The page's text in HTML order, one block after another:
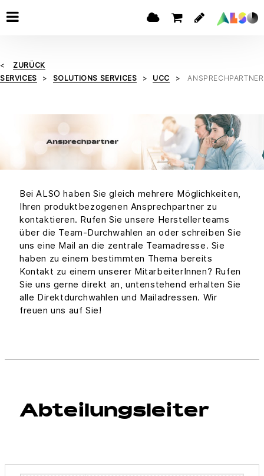
ZURÜCK
SERVICES
SOLUTIONS SERVICES UCC ANSPRECHPARTNER
Bei ALSO haben Sie gleich mehrere Möglichkeiten,
Ihren produktbezogenen Ansprechpartner zu
kontaktieren. Rufen Sie unsere Herstellerteams
über die Team-Durchwahlen an oder schreiben Sie
uns eine Mail an die zentrale Teamadresse. Sie
haben zu einem bestimmten Thema bereits
Kontakt zu einem unserer MitarbeiterInnen? Rufen
Sie uns gerne direkt an, untenstehend erhalten Sie
alle Direktdurchwahlen und Mailadressen. Wir
freuen uns auf Sie!
Abteilungsleiter